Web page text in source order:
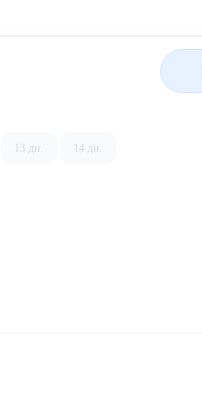
13 дн. 14 дн.